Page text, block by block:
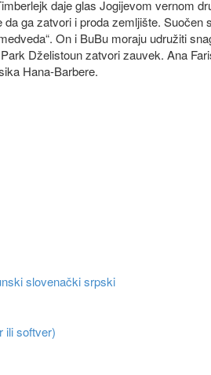
daje glas Jogijevom vernom
ga zatvori i proda zemljište. Suočen
On i BuBu moraju udružiti
Dželistoun zatvori zauvek. Ana
Hana-Barbere.
slovenačkisrpski
ili softver)